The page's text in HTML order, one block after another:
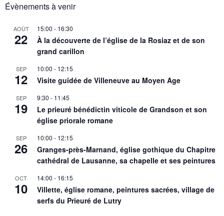
Évènements à venir
AOÛT
22
15:00 - 16:30
À la découverte de l’église de la Rosiaz et de son
grand carillon
SEP
12
10:00 - 12:15
Visite guidée de Villeneuve au Moyen Age
SEP
19
9:30 - 11:45
Le prieuré bénédictin viticole de Grandson et son
église priorale romane
SEP
26
10:00 - 12:15
Granges-près-Marnand, église gothique du Chapitre
cathédral de Lausanne, sa chapelle et ses peintures
OCT
10
14:00 - 16:15
Villette, église romane, peintures sacrées, village de
serfs du Prieuré de Lutry